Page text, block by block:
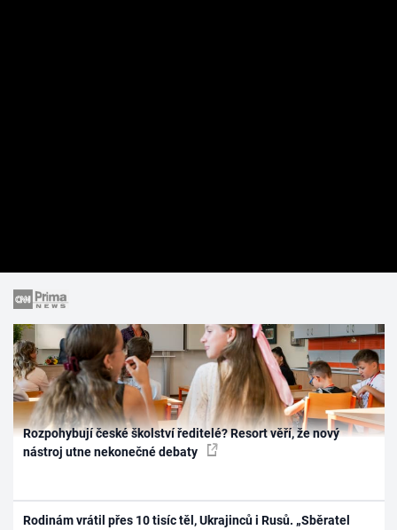
Rozpohybují české školství ředitelé? Resort věří, že nový
nástroj utne nekonečné debaty
Rodinám vrátil přes 10 tisíc těl, Ukrajinců i Rusů. „Sběratel